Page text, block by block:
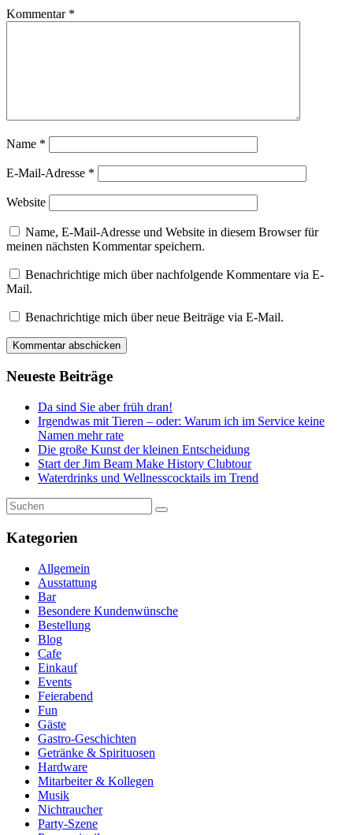
Kommentar *
Name *
E-Mail-Adresse *
Website
Name, E-Mail-Adresse und Website in diesem Browser für
meinen nächsten Kommentar speichern.
Benachrichtige mich über nachfolgende Kommentare via E-
Mail.
Benachrichtige mich über neue Beiträge via E-Mail.
Neueste Beiträge
Da sind Sie aber früh dran!
Irgendwas mit Tieren – oder: Warum ich im Service keine
Namen mehr rate
Die große Kunst der kleinen Entscheidung
Start der Jim Beam Make History Clubtour
Waterdrinks und Wellnesscocktails im Trend
Kategorien
Allgemein
Ausstattung
Bar
Besondere Kundenwünsche
Bestellung
Blog
Cafe
Einkauf
Events
Feierabend
Fun
Gäste
Gastro-Geschichten
Getränke & Spirituosen
Hardware
Mitarbeiter & Kollegen
Musik
Nichtraucher
Party-Szene